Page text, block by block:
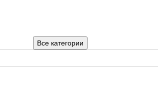
Все категории